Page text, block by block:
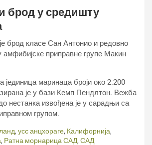
брод у средишту
брод класе Сан Антонио и редовно
амфибијске приправне групе Макин
јединица маринаца броји око 2.200
је у бази Кемп Пендлтон. Вежба
нестанка извођена је у сарадњи са
групом.
, усс анцхораге, Калифорнија,
, Ратна морнарица САД, САД